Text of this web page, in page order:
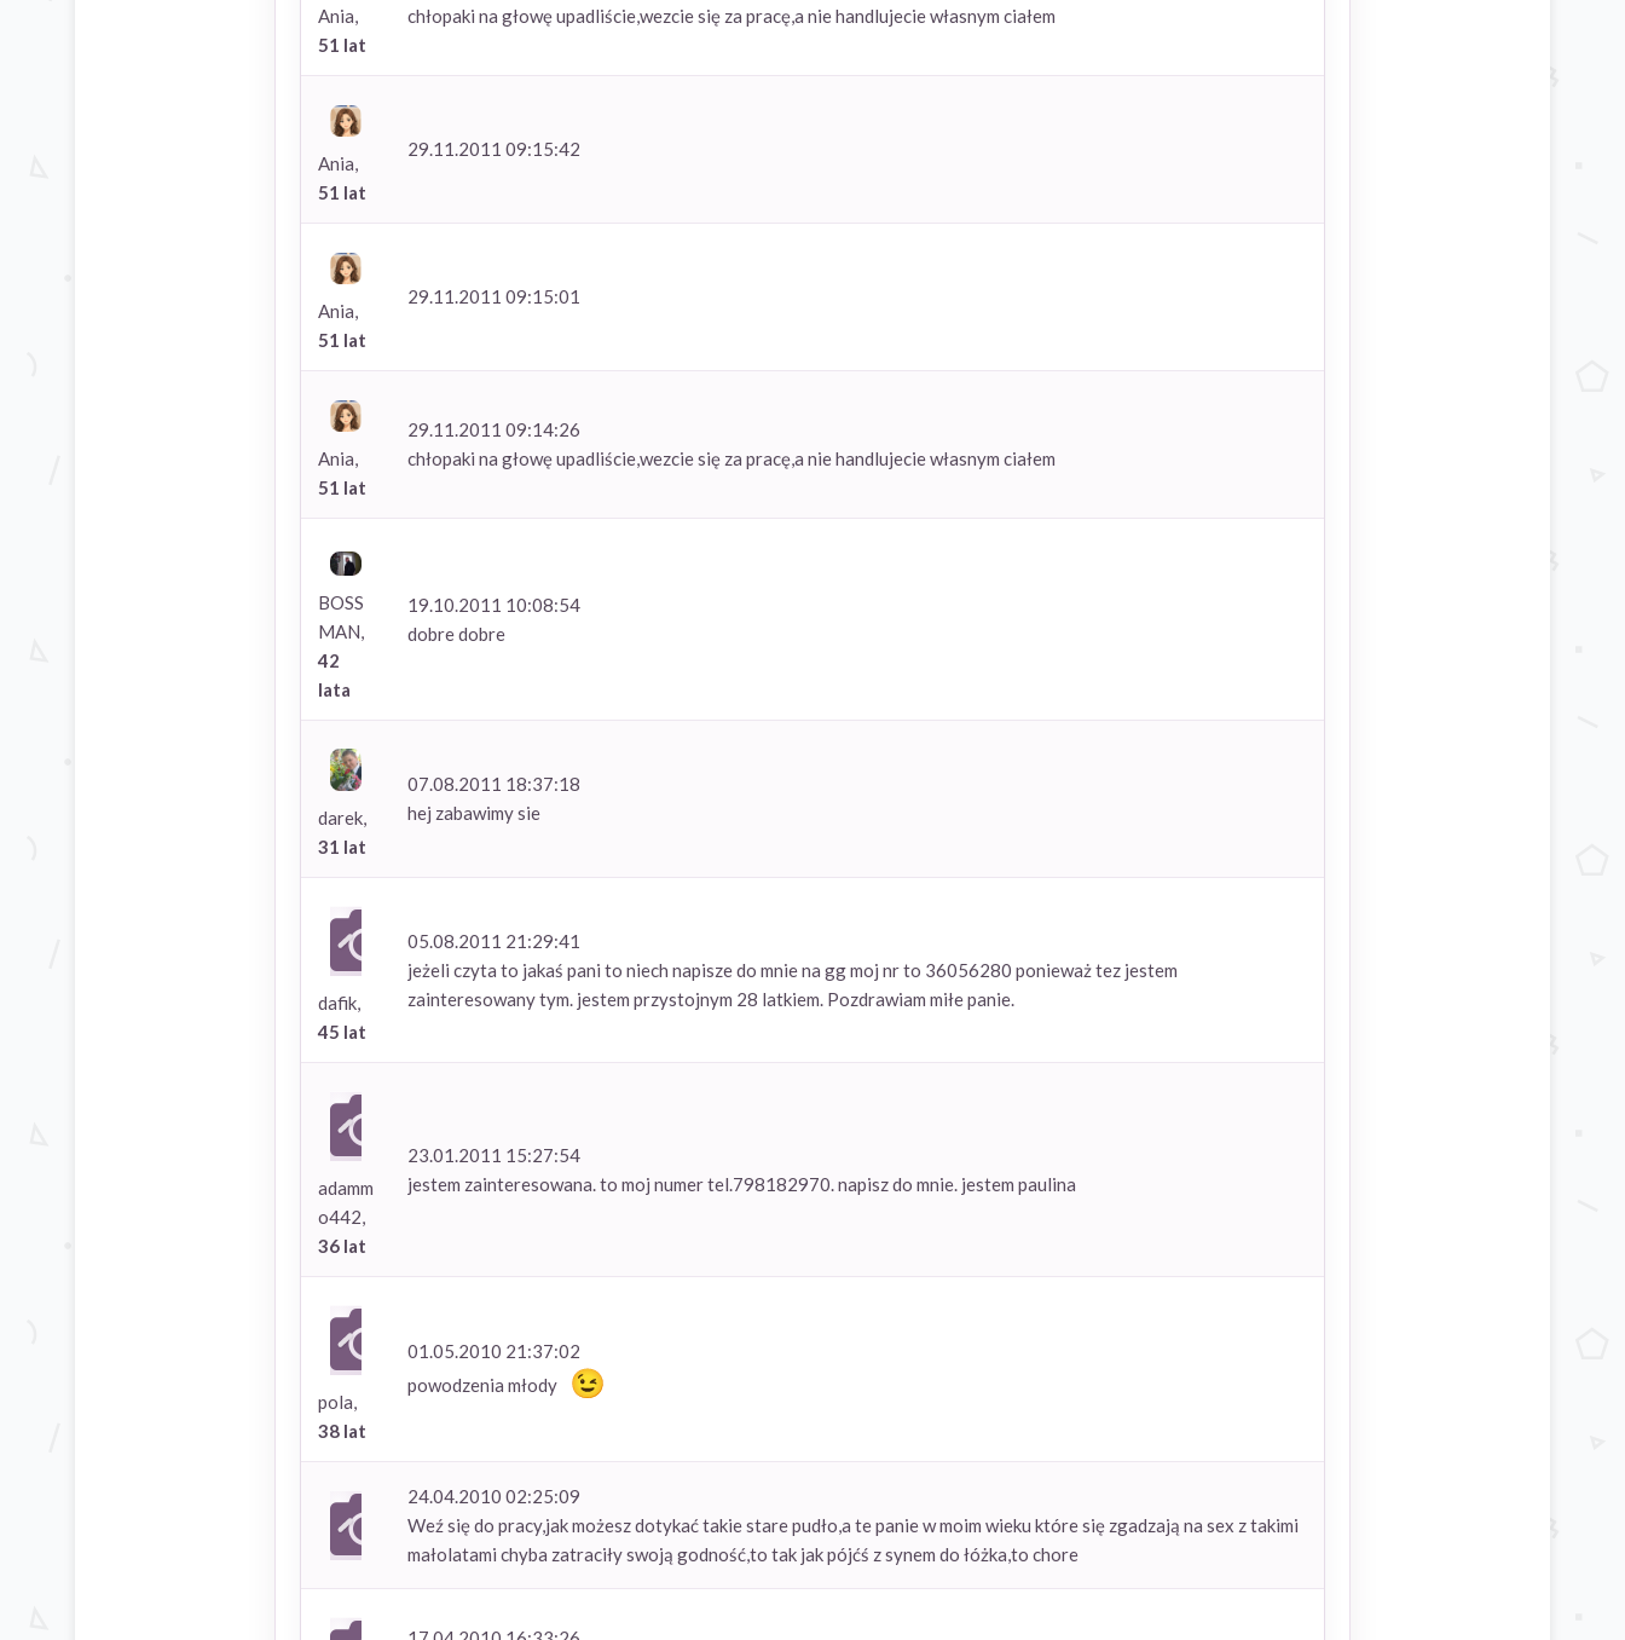
Ania,
51 lat
chłopaki na głowę upadliście,wezcie się za pracę,a nie handlujecie własnym ciałem
Ania,
51 lat
29.11.2011 09:15:42
Ania,
51 lat
29.11.2011 09:15:01
Ania,
51 lat
29.11.2011 09:14:26
chłopaki na głowę upadliście,wezcie się za pracę,a nie handlujecie własnym ciałem
BOSS
MAN,
42
lata
19.10.2011 10:08:54
dobre dobre
darek,
31 lat
07.08.2011 18:37:18
hej zabawimy sie
dafik,
45 lat
05.08.2011 21:29:41
jeżeli czyta to jakaś pani to niech napisze do mnie na gg moj nr to 36056280 ponieważ tez jestem
zainteresowany tym. jestem przystojnym 28 latkiem. Pozdrawiam miłe panie.
adamm
o442,
36 lat
23.01.2011 15:27:54
jestem zainteresowana. to moj numer tel.798182970. napisz do mnie. jestem paulina
pola,
38 lat
01.05.2010 21:37:02
powodzenia młody
24.04.2010 02:25:09
Weź się do pracy,jak możesz dotykać takie stare pudło,a te panie w moim wieku które się zgadzają na sex z takimi
małolatami chyba zatraciły swoją godność,to tak jak pójćś z synem do łóżka,to chore